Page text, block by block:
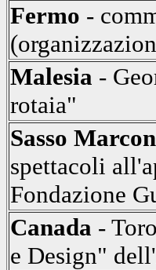
Fermo -
Malesia -
rotaia"
Sasso
spettacoli
Fondazione
Canada -
e Design"